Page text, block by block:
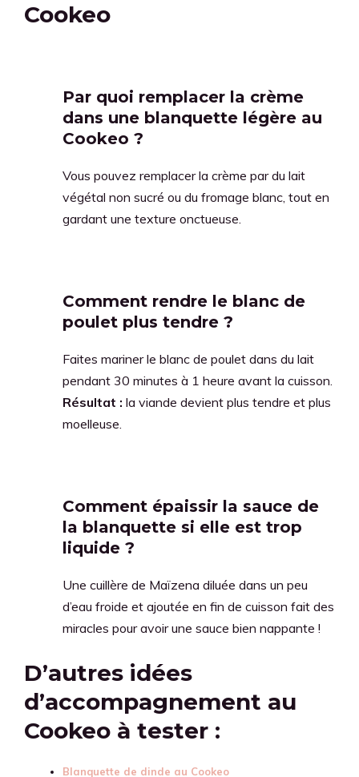
Cookeo
Par quoi remplacer la crème
dans une blanquette légère au
Cookeo ?
Vous pouvez remplacer la crème par du lait
végétal non sucré ou du fromage blanc, tout en
gardant une texture onctueuse.
Comment rendre le blanc de
poulet plus tendre ?
Faites mariner le blanc de poulet dans du lait
pendant 30 minutes à 1 heure avant la cuisson.
Résultat : la viande devient plus tendre et plus
moelleuse.
Comment épaissir la sauce de
la blanquette si elle est trop
liquide ?
Une cuillère de Maïzena diluée dans un peu
d’eau froide et ajoutée en fin de cuisson fait des
miracles pour avoir une sauce bien nappante !
D’autres idées
d’accompagnement au
Cookeo à tester :
Blanquette de dinde au Cookeo